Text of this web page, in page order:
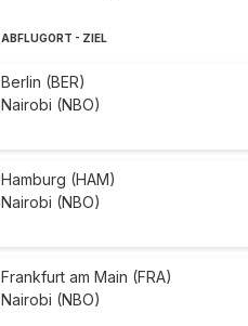
ABFLUGORT - ZIEL
Berlin (BER)
Nairobi (NBO)
Hamburg (HAM)
Nairobi (NBO)
Frankfurt am Main (FRA)
Nairobi (NBO)